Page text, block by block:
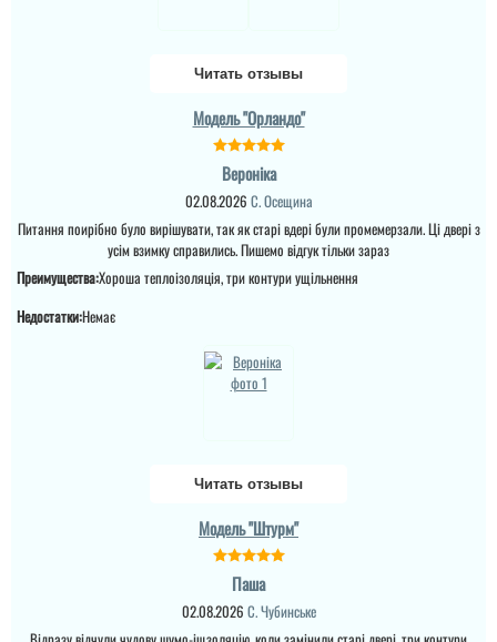
Міла
вхідні двері в будинок і
дууууже задоволені і
Замовив двері з
установкою. Ніби і
Читать отзывы
Модель "Орландо"
Вероніка
02.08.2026 С. Осещина
Питання поирібно було вирішувати, так як старі вдері були промемерзали. Ці двері з
усім взимку справились. Пишемо відгук тільки зараз
Преимущества:Хороша теплоізоляція, три контури ущільнення
Недостатки:Немає
Читать отзывы
Модель "Штурм"
Паша
02.08.2026 С. Чубинське